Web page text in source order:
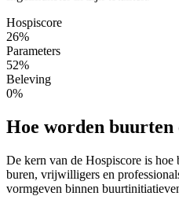
Hospiscore
26%
Parameters
52%
Beleving
0%
Hoe worden buurten
De kern van de Hospiscore is
buren, vrijwilligers en
vormgeven binnen